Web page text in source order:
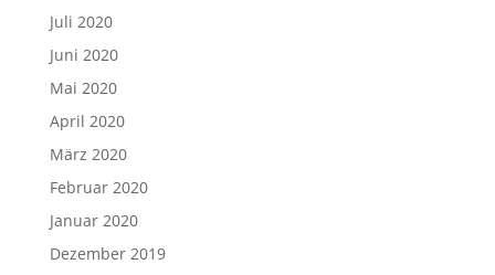
Juli 2020
Juni 2020
Mai 2020
April 2020
März 2020
Februar 2020
Januar 2020
Dezember 2019